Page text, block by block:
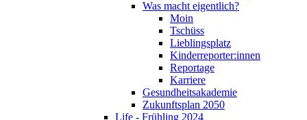
Was macht eigentlich?
Moin
Tschüss
Lieblingsplatz
Kinderreporter:innen
Reportage
Karriere
Gesundheitsakademie
Zukunftsplan 2050
Life - Frühling 2024